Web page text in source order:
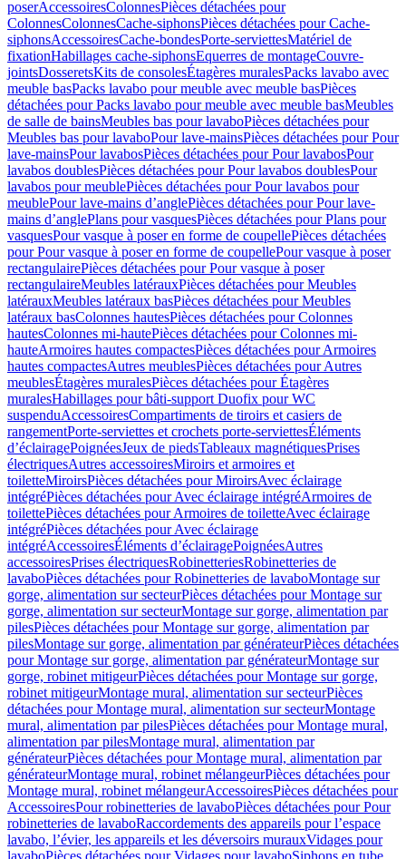
poserAccessoiresColonnesPièces détachées pour
ColonnesColonnesCache-siphonsPièces détachées pour Cache-
siphonsAccessoiresCache-bondesPorte-serviettesMatériel de
fixationHabillages cache-siphonsEquerres de montageCouvre-
jointsDosseretsKits de consolesÉtagères muralesPacks lavabo avec
meuble basPacks lavabo pour meuble avec meuble basPièces
détachées pour Packs lavabo pour meuble avec meuble basMeubles
de salle de bainsMeubles bas pour lavaboPièces détachées pour
Meubles bas pour lavaboPour lave-mainsPièces détachées pour Pour
lave-mainsPour lavabosPièces détachées pour Pour lavabosPour
lavabos doublesPièces détachées pour Pour lavabos doublesPour
lavabos pour meublePièces détachées pour Pour lavabos pour
meublePour lave-mains d’anglePièces détachées pour Pour lave-
mains d’anglePlans pour vasquesPièces détachées pour Plans pour
vasquesPour vasque à poser en forme de coupellePièces détachées
pour Pour vasque à poser en forme de coupellePour vasque à poser
rectangulairePièces détachées pour Pour vasque à poser
rectangulaireMeubles latérauxPièces détachées pour Meubles
latérauxMeubles latéraux basPièces détachées pour Meubles
latéraux basColonnes hautesPièces détachées pour Colonnes
hautesColonnes mi-hautePièces détachées pour Colonnes mi-
hauteArmoires hautes compactesPièces détachées pour Armoires
hautes compactesAutres meublesPièces détachées pour Autres
meublesÉtagères muralesPièces détachées pour Étagères
muralesHabillages pour bâti-support Duofix pour WC
suspenduAccessoiresCompartiments de tiroirs et casiers de
rangementPorte-serviettes et crochets porte-serviettesÉléments
d’éclairagePoignéesJeux de piedsTableaux magnétiquesPrises
électriquesAutres accessoiresMiroirs et armoires et
toiletteMiroirsPièces détachées pour MiroirsAvec éclairage
intégréPièces détachées pour Avec éclairage intégréArmoires de
toilettePièces détachées pour Armoires de toiletteAvec éclairage
intégréPièces détachées pour Avec éclairage
intégréAccessoiresÉléments d’éclairagePoignéesAutres
accessoiresPrises électriquesRobinetteriesRobinetteries de
lavaboPièces détachées pour Robinetteries de lavaboMontage sur
gorge, alimentation sur secteurPièces détachées pour Montage sur
gorge, alimentation sur secteurMontage sur gorge, alimentation par
pilesPièces détachées pour Montage sur gorge, alimentation par
pilesMontage sur gorge, alimentation par générateurPièces détachées
pour Montage sur gorge, alimentation par générateurMontage sur
gorge, robinet mitigeurPièces détachées pour Montage sur gorge,
robinet mitigeurMontage mural, alimentation sur secteurPièces
détachées pour Montage mural, alimentation sur secteurMontage
mural, alimentation par pilesPièces détachées pour Montage mural,
alimentation par pilesMontage mural, alimentation par
générateurPièces détachées pour Montage mural, alimentation par
générateurMontage mural, robinet mélangeurPièces détachées pour
Montage mural, robinet mélangeurAccessoiresPièces détachées pour
AccessoiresPour robinetteries de lavaboPièces détachées pour Pour
robinetteries de lavaboRaccordements des appareils pour l’espace
lavabo, l’évier, les appareils et les déversoirs murauxVidages pour
lavaboPièces détachées pour Vidages pour lavaboSiphons en tube